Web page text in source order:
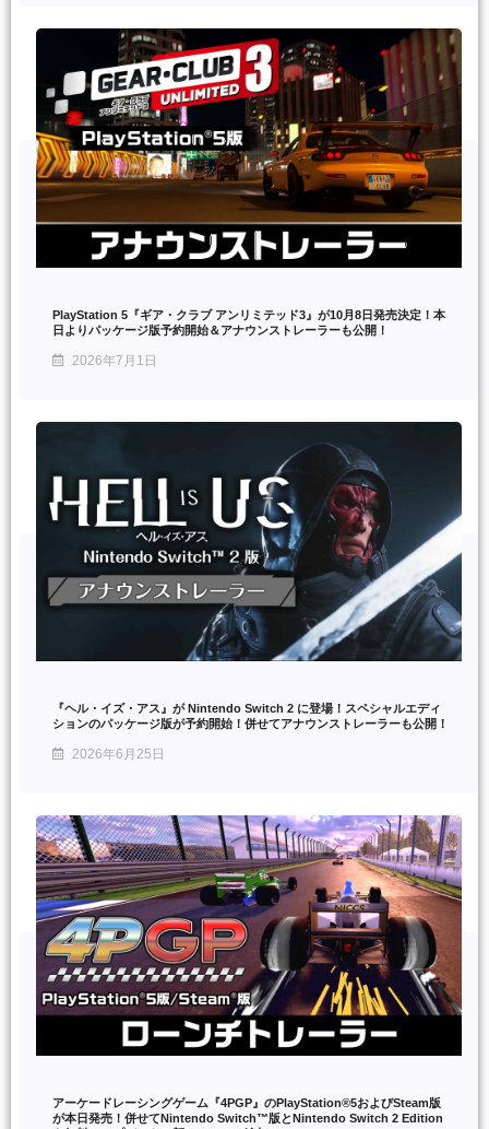
PlayStation 5『ギア・クラブ アンリミテッド3』が10月8日発売決定！本
日よりパッケージ版予約開始＆アナウンストレーラーも公開！
2026年7月1日
『ヘル・イズ・アス』が Nintendo Switch 2 に登場！スペシャルエディ
ションのパッケージ版が予約開始！併せてアナウンストレーラーも公開！
2026年6月25日
アーケードレーシングゲーム『4PGP』のPlayStation®5およびSteam版
が本日発売！併せてNintendo Switch™版とNintendo Switch 2 Edition